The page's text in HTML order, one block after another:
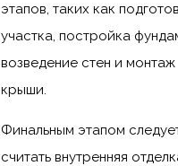
этапов, таких как
участка, постройка
возведение стен и монтаж
крыши.
Финальным этапом
считать внутренняя